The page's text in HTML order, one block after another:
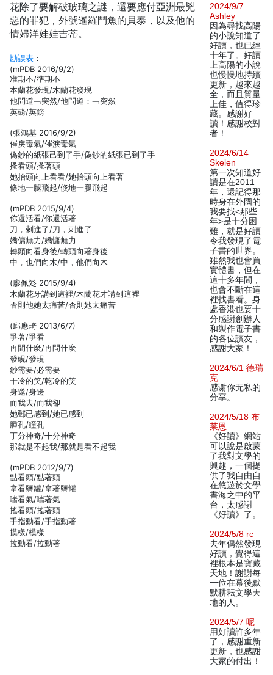
花除了要解破玻璃之謎，還要應付亞洲最兇
惡的罪犯，外號暹羅鬥魚的貝泰，以及他的
情婦洋娃娃吉蒂。
勘誤表 ：
(mPDB 2016/9/2)
准期不/準期不
本蘭花發現/木蘭花發現
他問道﹁突然/他問道：﹁突然
英磅/英鎊
(張鴻基 2016/9/2)
催戾毒氣/催淚毒氣
偽鈔的紙張己到了手/偽鈔的紙張已到了手
搔看頭/搔著頭
她抬頭向上看看/她抬頭向上看著
條地一腿飛起/倏地一腿飛起
(mPDB 2015/9/4)
你還活看/你還活著
刀，剌進了/刀，刺進了
嬌傭無力/嬌慵無力
轉頭向看身後/轉頭向著身後
中，也們向木/中，他們向木
(廖佩彣 2015/9/4)
木蘭花牙講到這裡/木蘭花才講到這裡
否則他她太痛苦/否則她太痛苦
(邱應琦 2013/6/7)
爭著/爭看
再間什麼/再問什麼
發硯/發現
鈔需要/必需要
干冷的笑/乾冷的笑
身邀/身邊
而我去/而我卻
她郵已感到/她已感到
腫孔/瞳孔
丁分神奇/十分神奇
那就是不起我/那就是看不起我
(mPDB 2012/9/7)
點看頭/點著頭
拿看鹽罐/拿著鹽罐
喘看氣/喘著氣
搖看頭/搖著頭
手指動看/手指動著
摸樣/模樣
拉動看/拉動著
2024/9/7
Ashley
因為尋找高陽
的小說知道了
好讀，也已經
十年了。好讀
上高陽的小說
也慢慢地持續
更新，越來越
全，而且質量
上佳，值得珍
藏。感謝好
讀！感謝校對
者！
2024/6/14
Skelen
第一次知道好
讀是在2011
年，還記得那
時身在外國的
我要找<那些
年>是十分困
難，就是好讀
令我發現了電
子書的世界。
雖然我也會買
實體書，但在
這十多年間，
也會不斷在這
裡找書看。身
處香港也要十
分感謝創辦人
和製作電子書
的各位讀友，
感謝大家！
2024/6/1 德瑞
克
感谢你无私的
分享。
2024/5/18 布
莱恩
《好讀》網站
可以說是啟蒙
了我對文學的
興趣，一個提
供了我自由自
在悠遊於文學
書海之中的平
台，太感謝
《好讀》了。
2024/5/8 rc
去年偶然發現
好讀，覺得這
裡根本是寶藏
天地！謝謝每
一位在幕後默
默耕耘文學天
地的人。
2024/5/7 呢
用好讀許多年
了，感謝重新
更新，也感謝
大家的付出！